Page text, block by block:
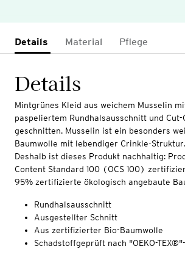
Details Material Pflege
Details
Mintgrünes Kleid aus weichem Musselin
paspeliertem Rundhalsausschnitt und
geschnitten. Musselin ist ein besonders
Baumwolle mit lebendiger Crinkle-Struktur.
Deshalb ist dieses Produkt nachhaltig:
Content Standard 100 (OCS 100)
95% zertifizierte ökologisch angebaute
Rundhalsausschnitt
Ausgestellter Schnitt
Aus zertifizierter Bio-Baumwolle
Schadstoffgeprüft nach "OEKO-